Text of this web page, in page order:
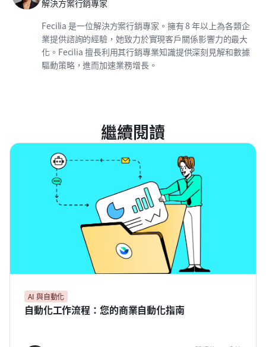
解決方案行銷專家
Fecilia 是一位解決方案行銷專家。擁有 8 年以上為各類企
業提供諮詢的經驗，她致力於實現客戶關係影響力的最大
化。Fecilia 擅長利用其行銷專業知識提供深刻見解和數據
驅動策略，進而加速業務增長。
繼續閱讀
AI 與自動化
自動化工作流程：您的商業自動化指南